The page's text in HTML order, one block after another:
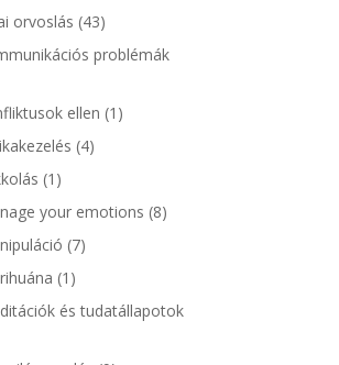
orvoslás (43)
problémák
ellen (1)
(4)
(1)
your emotions (8)
(7)
(1)
és tudatállapotok